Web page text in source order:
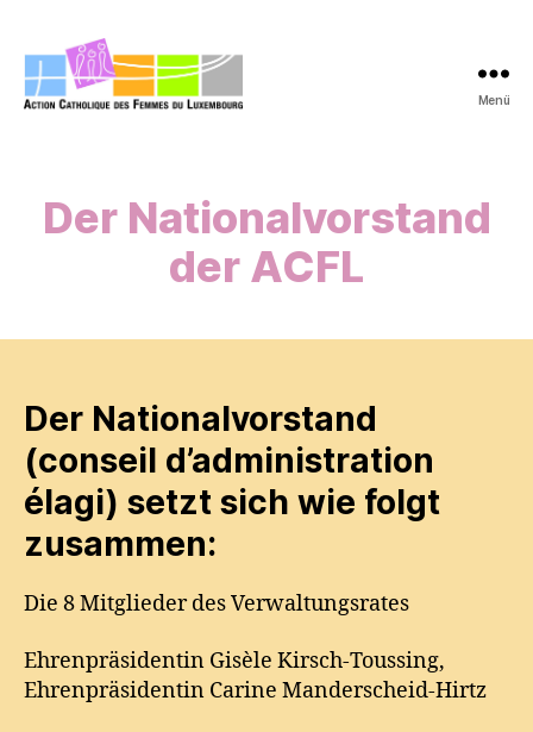
Menü
Der Nationalvorstand
der ACFL
Der Nationalvorstand
(conseil d’administration
élagi) setzt sich wie folgt
zusammen:
Die 8 Mitglieder des Verwaltungsrates
Ehrenpräsidentin Gisèle Kirsch-Toussing,
Ehrenpräsidentin Carine Manderscheid-Hirtz